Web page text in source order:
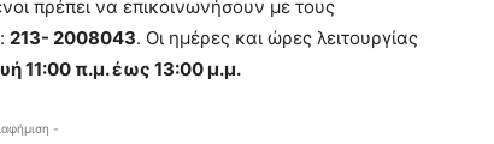
πρέπει να επικοινωνήσουν με τους
213- 2008043. Οι ημέρες και ώρες λειτουργίας
11:00 π.μ. έως 13:00 μ.μ.
-